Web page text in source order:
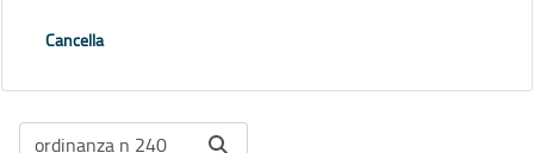
Cancella